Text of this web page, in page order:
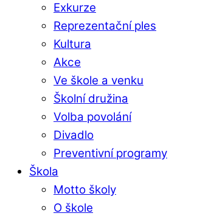
Exkurze
Reprezentační ples
Kultura
Akce
Ve škole a venku
Školní družina
Volba povolání
Divadlo
Preventivní programy
Škola
Motto školy
O škole